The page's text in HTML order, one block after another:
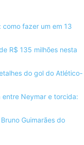
como fazer um em 13
R$ 135 milhões nesta
do gol do Atlético-
Neymar e torcida:
Guimarães do